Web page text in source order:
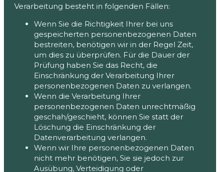
Verarbeitung besteht in folgenden Fällen:
Wenn Sie die Richtigkeit Ihrer bei uns
gespeicherten personenbezogenen Daten
bestreiten, benötigen wir in der Regel Zeit,
um dies zu überprüfen. Für die Dauer der
Prüfung haben Sie das Recht, die
Einschränkung der Verarbeitung Ihrer
personenbezogenen Daten zu verlangen.
Wenn die Verarbeitung Ihrer
personenbezogenen Daten unrechtmäßig
geschah/geschieht, können Sie statt der
Löschung die Einschränkung der
Datenverarbeitung verlangen.
Wenn wir Ihre personenbezogenen Daten
nicht mehr benötigen, Sie sie jedoch zur
Ausübung, Verteidigung oder